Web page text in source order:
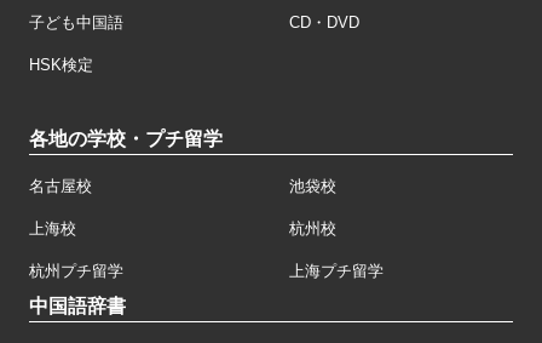
子ども中国語 CD・DVD
HSK検定
各地の学校・プチ留学
名古屋校 池袋校
上海校 杭州校
杭州プチ留学 上海プチ留学
中国語辞書